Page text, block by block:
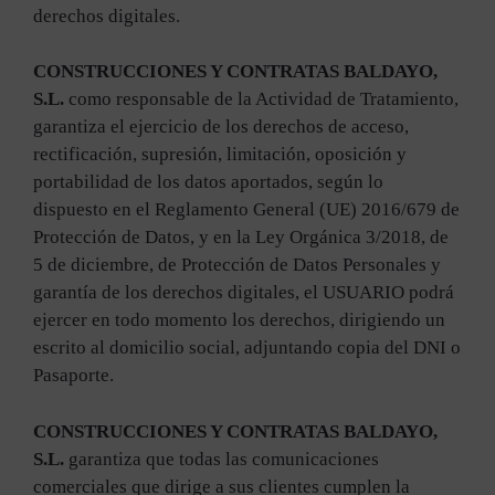
derechos digitales.
CONSTRUCCIONES Y CONTRATAS BALDAYO,
S.L. como responsable de la Actividad de Tratamiento,
garantiza el ejercicio de los derechos de acceso,
rectificación, supresión, limitación, oposición y
portabilidad de los datos aportados, según lo
dispuesto en el Reglamento General (UE) 2016/679 de
Protección de Datos, y en la Ley Orgánica 3/2018, de
5 de diciembre, de Protección de Datos Personales y
garantía de los derechos digitales, el USUARIO podrá
ejercer en todo momento los derechos, dirigiendo un
escrito al domicilio social, adjuntando copia del DNI o
Pasaporte.
CONSTRUCCIONES Y CONTRATAS BALDAYO,
S.L. garantiza que todas las comunicaciones
comerciales que dirige a sus clientes cumplen la